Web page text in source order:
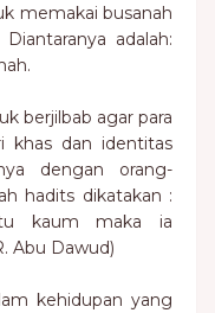
memakai busanah
adalah:
berjilbab agar para
khas dan identitas
dengan orang-
hadits dikatakan :
kaum maka ia
Abu Dawud)
kehidupan yang